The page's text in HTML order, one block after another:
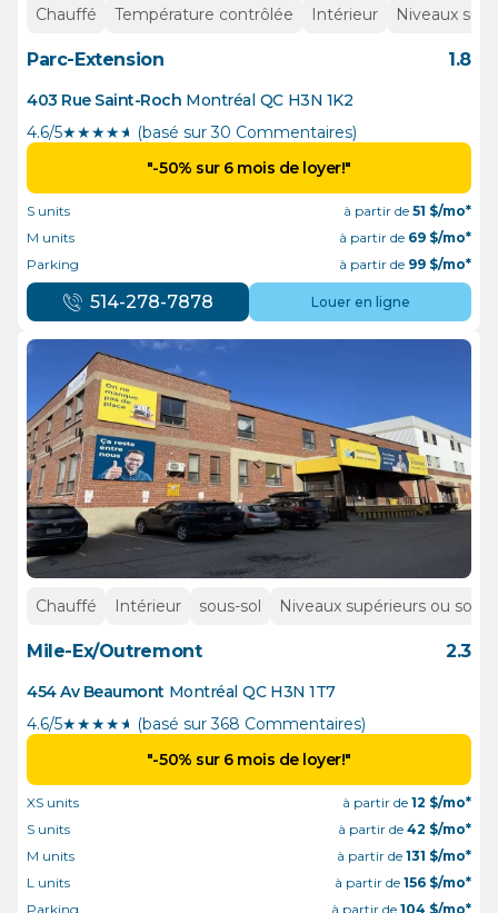
Chauffé Température contrôlée Intérieur Niveaux
Parc-Extension 1.8
403 Rue Saint-Roch Montréal QC H3N 1K2
4.6/5★★★★½ (basé sur 30 Commentaires)
"-50% sur 6 mois de loyer!"
S units à partir de 51 $/mo*
M units
à partir de 69 $/mo*
Parking
à partir de 99 $/mo*
514-278-7878 Louer en ligne
Chauffé Intérieur sous-sol Niveaux supérieurs ou
Mile-Ex/Outremont 2.3
454 Av Beaumont Montréal QC H3N 1T7
4.6/5★★★★½ (basé sur 368 Commentaires)
"-50% sur 6 mois de loyer!"
XS units à partir de 12 $/mo*
S units
à partir de 42 $/mo*
M units
à partir de 131 $/mo*
L units
à partir de 156 $/mo*
Parking
à partir de 104 $/mo*